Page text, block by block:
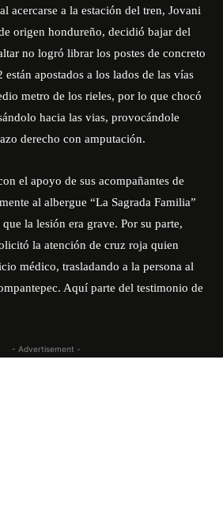
acercarse a la estación del tren, Jovani
origen hondureño, decidió bajar del
no logró librar los postes de concreto
están apostados a los lados de las vías
metro de los rieles, por lo que chocó
hacia las vias, provocándole
derecho con amputación.
el apoyo de sus acompañantes de
al albergue “La Sagrada Familia”
la lesión era grave. Por su parte,
la atención de cruz roja quien
médico, trasladando a la persona al
Aquí parte del testimonio de
- Advertisement -